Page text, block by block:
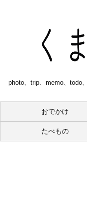
photo、trip、memo、
おでかけ
たべもの